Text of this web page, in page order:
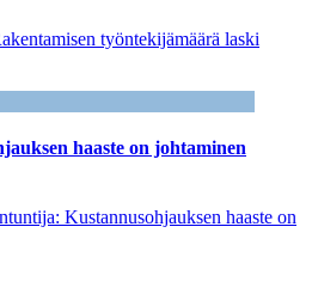
työntekijämäärä laski
haaste on johtaminen
Kustannusohjauksen haaste on